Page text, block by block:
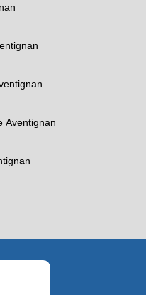
Aventignan